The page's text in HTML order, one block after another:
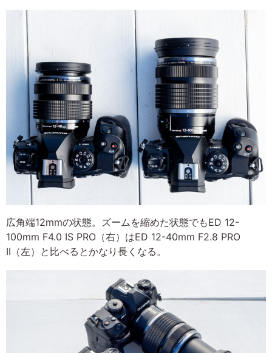
広角端12mmの状態。ズームを縮めた状態でもED 12-
100mm F4.0 IS PRO（右）はED 12-40mm F2.8 PRO
II（左）と比べるとかなり長くなる。